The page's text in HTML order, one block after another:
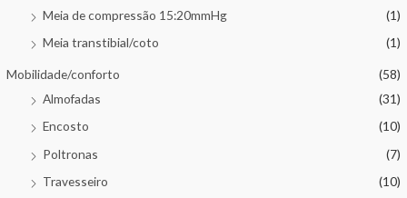
Meia de compressão 15:20mmHg
(1)
Meia transtibial/coto
(1)
Mobilidade/conforto
(58)
Almofadas
(31)
Encosto
(10)
Poltronas
(7)
Travesseiro
(10)